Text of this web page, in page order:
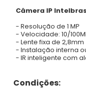
Câmera IP
- Resolução de 1 MP
- Velocidade: 10/
- Lente fixa de 2,8mm
- Instalação interna
- IR inteligente com
Condições: